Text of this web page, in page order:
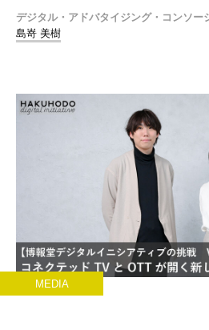
デジタル・アドバタイジング・コンソー
島嵜 美樹
MEDIA